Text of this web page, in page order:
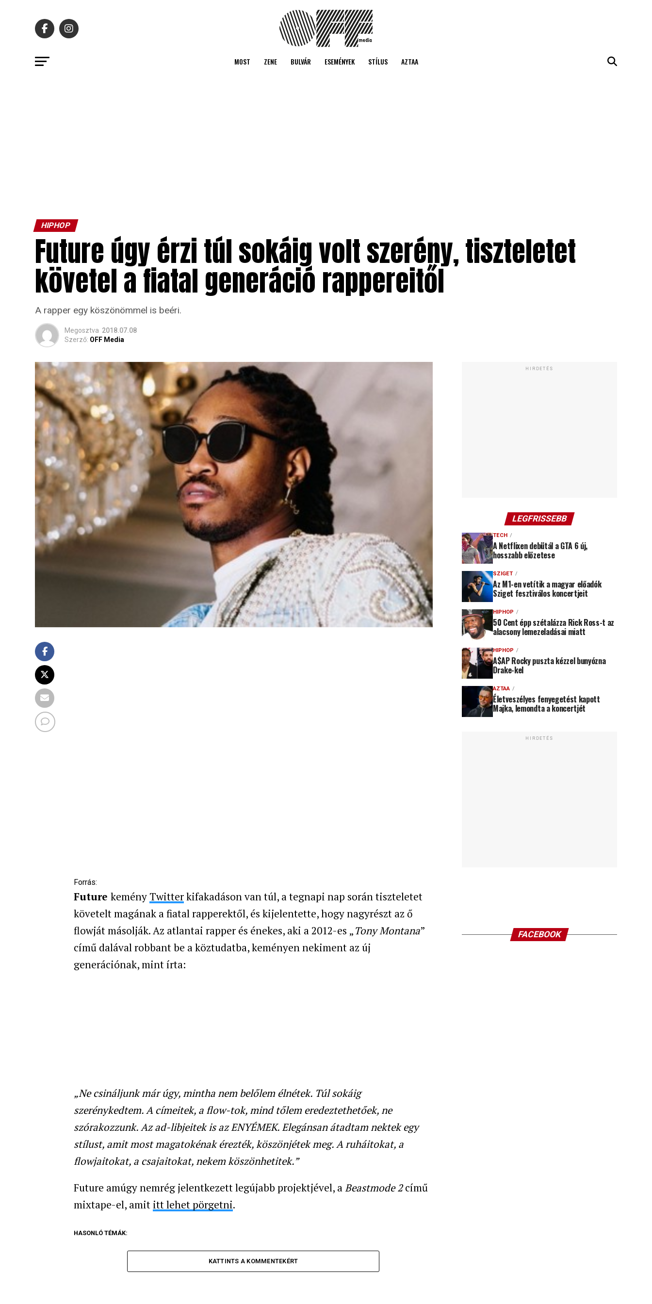
MOST ZENE BULVÁR ESEMÉNYEK STÍLUS AZTAA
HIPHOP
Future úgy érzi túl sokáig volt szerény, tiszteletet
követel a fiatal generáció rappereitől
A rapper egy köszönömmel is beéri.
Megosztva 2018.07.08
Szerző: OFF Media
Forrás:
Future kemény Twitterkifakadáson van túl, a tegnapi nap során tiszteletet
követelt magának a fiatal rapperektől, és kijelentette, hogy nagyrészt az ő
flowját másolják. Az atlantai rapper és énekes, aki a 2012-es „Tony Montana”
című dalával robbant be a köztudatba, keményen nekiment az új
generációnak, mint írta:
„Ne csináljunk már úgy, mintha nem belőlem élnétek. Túl sokáig
szerénykedtem. A címeitek, a flow-tok, mind tőlem eredeztethetőek, ne
szórakozzunk. Az ad-libjeitek is az ENYÉMEK. Elegánsan átadtam nektek egy
stílust, amit most magatokénak érezték, köszönjétek meg. A ruháitokat, a
flowjaitokat, a csajaitokat, nekem köszönhetitek.”
Future amúgy nemrég jelentkezett legújabb projektjével, aBeastmode 2című
mixtape-el, amit itt lehet pörgetni.
HASONLÓ TÉMÁK:
KATTINTS A KOMMENTEKÉRT
HIRDETÉS
LEGFRISSEBB
TECH
A Netflixen debütál a GTA 6 új,
hosszabb előzetese
SZIGET
Az M1-en vetítik a magyar előadók
Sziget fesztiválos koncertjeit
HIPHOP
50 Cent épp szétalázza Rick Ross-t az
alacsony lemezeladásai miatt
HIPHOP
A$AP Rocky puszta kézzel bunyózna
Drake-kel
AZTAA
Életveszélyes fenyegetést kapott
Majka, lemondta a koncertjét
HIRDETÉS
FACEBOOK